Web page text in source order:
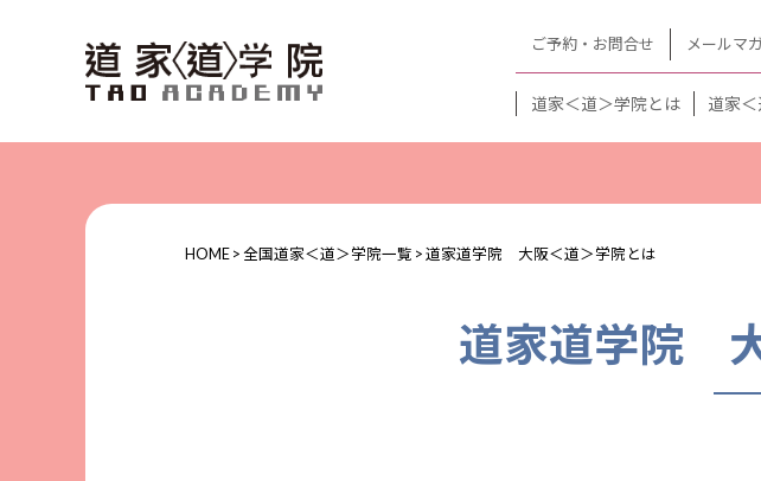
ご予約・お問合せ メールマ
道家＜道＞学院とは 道家
HOME > 全国道家＜道＞学院一覧 > 道家道学院 大阪＜道＞学院とは
道家道学院